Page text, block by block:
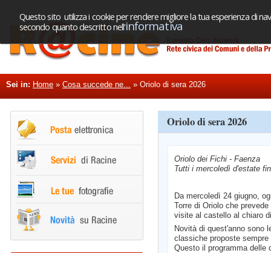
Questo sito utilizza i cookie per rendere migliore la tua esperienza di
secondo quanto descritto nell'informativa
Sei in: Home » Cosa succede ne... » Oriolo di sera 2026
Oriolo di sera 2026
Oriolo dei Fichi - Faenza
Tutti i mercoledì d'estate
Da mercoledì 24 giugno,
Torre di Oriolo che
visite al castello al chiaro
Novità di quest'anno sono
classiche proposte
Questo il programma